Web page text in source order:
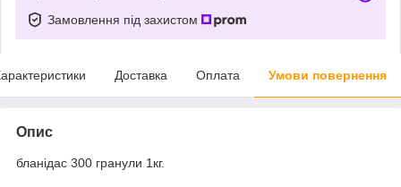
Замовлення під захистом
Доставка Оплата Умови повернення
Опис
бланідас 300 гранули 1кг.